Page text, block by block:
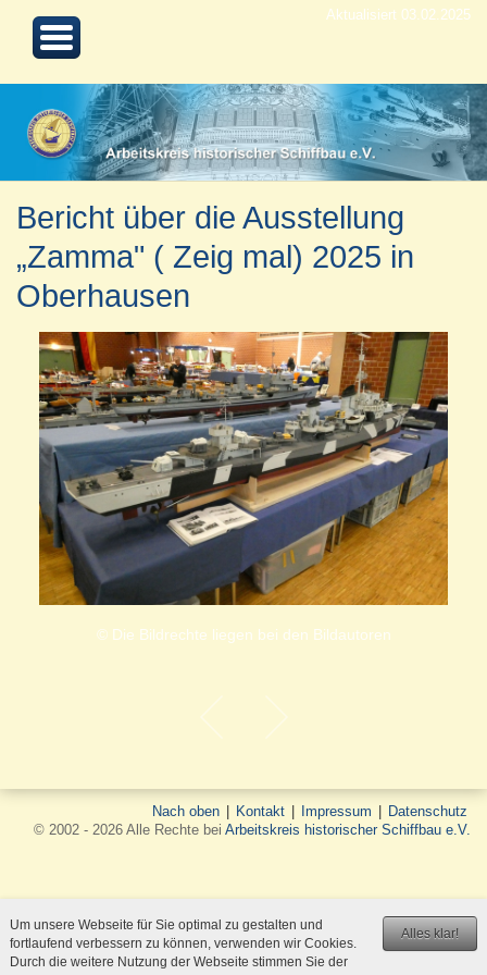
Aktualisiert 03.02.2025
Bericht über die Ausstellung
„Zamma" ( Zeig mal) 2025 in
Oberhausen
© Die Bildrechte liegen bei den Bildautoren
Nach oben Kontakt Impressum
Datenschutz
© 2002 - 2026 Alle Rechte bei Arbeitskreis historischer Schiffbau e.V.
Alles klar!
Um unsere Webseite für Sie optimal zu gestalten und
fortlaufend verbessern zu können, verwenden wir Cookies.
Durch die weitere Nutzung der Webseite stimmen Sie der